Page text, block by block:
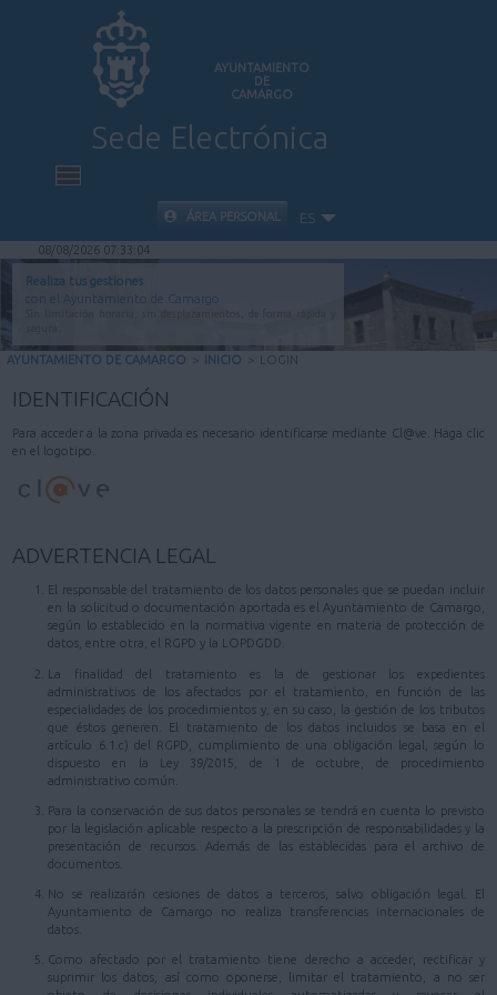
AYUNTAMIENTO
DE
CAMARGO
Sede Electrónica
INICIO
INFORMACIÓN PÚBLICA
CARPETA CIUDADANA
VALIDACIÓN DE DOCUMENTOS
AYUDA
ÁREA PERSONAL ES
08/08/2026 07:33:04
Realiza tus gestiones
con el Ayuntamiento de Camargo
AYUNTAMIENTO DE CAMARGO > INICIO > LOGIN
IDENTIFICACIÓN
Para acceder a la zona privada es necesario identificarse mediante Cl@ve. Haga clic
en el logotipo.
ADVERTENCIA LEGAL
El responsable del tratamiento de los datos personales que se puedan incluir
en la solicitud o documentación aportada es el Ayuntamiento de Camargo,
según lo establecido en la normativa vigente en materia de protección de
datos, entre otra, el RGPD y la LOPDGDD.
La finalidad del tratamiento es la de gestionar los expedientes
administrativos de los afectados por el tratamiento, en función de las
especialidades de los procedimientos y, en su caso, la gestión de los tributos
que éstos generen. El tratamiento de los datos incluidos se basa en el
artículo 6.1.c) del RGPD, cumplimiento de una obligación legal, según lo
dispuesto en la Ley 39/2015, de 1 de octubre, de procedimiento
administrativo común.
Para la conservación de sus datos personales se tendrá en cuenta lo previsto
por la legislación aplicable respecto a la prescripción de responsabilidades y la
presentación de recursos. Además de las establecidas para el archivo de
documentos.
No se realizarán cesiones de datos a terceros, salvo obligación legal. El
Ayuntamiento de Camargo no realiza transferencias internacionales de
datos.
Como afectado por el tratamiento tiene derecho a acceder, rectificar y
suprimir los datos, así como oponerse, limitar el tratamiento, a no ser